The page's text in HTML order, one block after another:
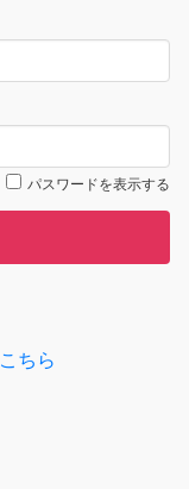
パスワードを表示する
こちら